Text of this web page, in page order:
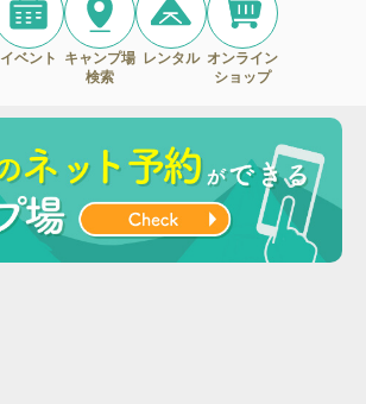
イベント
キャンプ場
検索
レンタル オンライン
ショップ